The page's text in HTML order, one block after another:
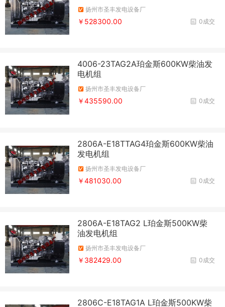
扬州市圣丰发电设备厂
0成交
￥528300.00
4006-23TAG2A珀金斯600KW柴油发
电机组
扬州市圣丰发电设备厂
0成交
￥435590.00
2806A-E18TTAG4珀金斯600KW柴油
发电机组
扬州市圣丰发电设备厂
0成交
￥481030.00
2806A-E18TAG2 L珀金斯500KW柴
油发电机组
扬州市圣丰发电设备厂
0成交
￥382429.00
2806C-E18TAG1A L珀金斯500KW柴